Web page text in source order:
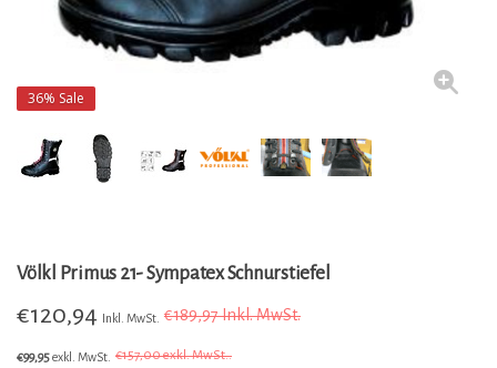
36% Sale
Völkl Primus 21- Sympatex Schnurstiefel
€120,94 Inkl. MwSt. €189,97 Inkl. MwSt.
€99,95exkl. MwSt. €157,00 exkl. MwSt..